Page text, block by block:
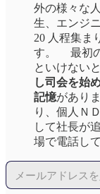
外の様々な
生、エンジ
20 人程集ま
す。 最初の
といけない
し司会を始
記憶があり
り、個人Ｎ
して社長が
場で電話し